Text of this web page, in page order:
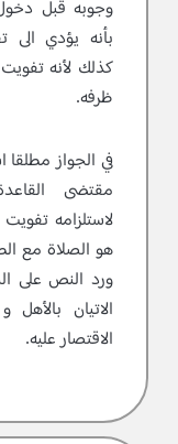
وجوبه قبل
بأنه يؤدي الى
كذلك لأنه
ظرفه.
في الجواز
مقتضى
لاستلزامه
هو الصلاة مع
ورد النص على
الاتيان
الاقتصار عليه.